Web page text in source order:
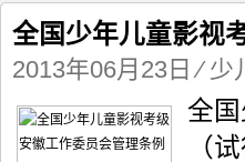
安徽李家军艺考训练营2019结业考
全国少年儿童影视
2013年06月23日 ⁄少
全
（